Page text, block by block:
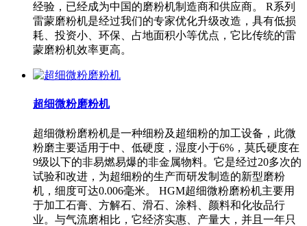
经验，已经成为中国的磨粉机制造商和供应商。 R系列
雷蒙磨粉机是经过我们的专家优化升级改造，具有低损
耗、投资小、环保、占地面积小等优点，它比传统的雷
蒙磨粉机效率更高。
超细微粉磨粉机
超细微粉磨粉机是一种细粉及超细粉的加工设备，此微
粉磨主要适用于中、低硬度，湿度小于6%，莫氏硬度在
9级以下的非易燃易爆的非金属物料。它是经过20多次的
试验和改进，为超细粉的生产而研发制造的新型磨粉
机，细度可达0.006毫米。 HGM超细微粉磨粉机主要用
于加工石膏、方解石、滑石、涂料、颜料和化妆品行
业。与气流磨相比，它经济实惠、产量大，并且一年只